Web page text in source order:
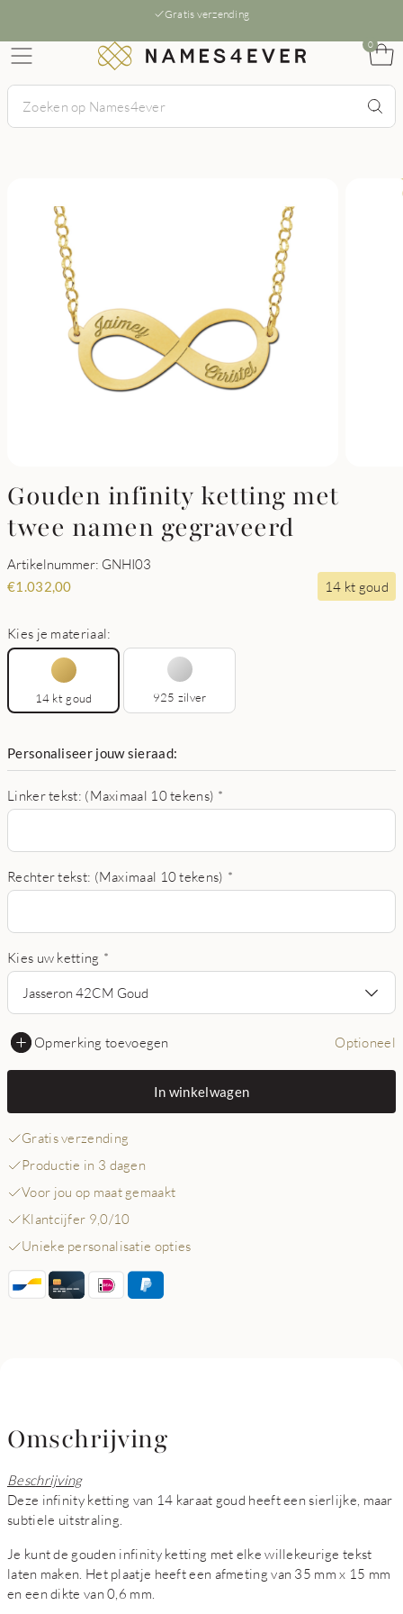
Gratis verzending
0
Gouden infinity ketting met
twee namen gegraveerd
Artikelnummer: GNHI03
€1.032,00 14 kt goud
Kies je materiaal:
14 kt goud 925 zilver
Personaliseer jouw sieraad:
Linker tekst: (Maximaal 10 tekens) *
Rechter tekst: (Maximaal 10 tekens) *
Kies uw ketting *
Jasseron 42CM Goud
Opmerking toevoegen Optioneel
In winkelwagen
Gratis verzending
Productie in 3 dagen
Voor jou op maat gemaakt
Klantcijfer 9,0/10
Unieke personalisatie opties
Omschrijving
Beschrijving
Deze infinity ketting van 14 karaat goud heeft een sierlijke, maar
subtiele uitstraling.
Je kunt de gouden infinity ketting met elke willekeurige tekst
laten maken. Het plaatje heeft een afmeting van 35 mm x 15 mm
en een dikte van 0,6 mm.